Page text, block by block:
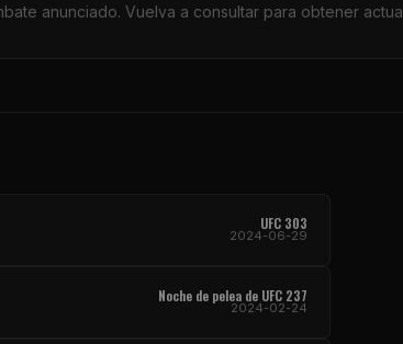
anunciado. Vuelva a consultar para obtener
UFC 303
2024-06-29
Noche de pelea de UFC 237
2024-02-24